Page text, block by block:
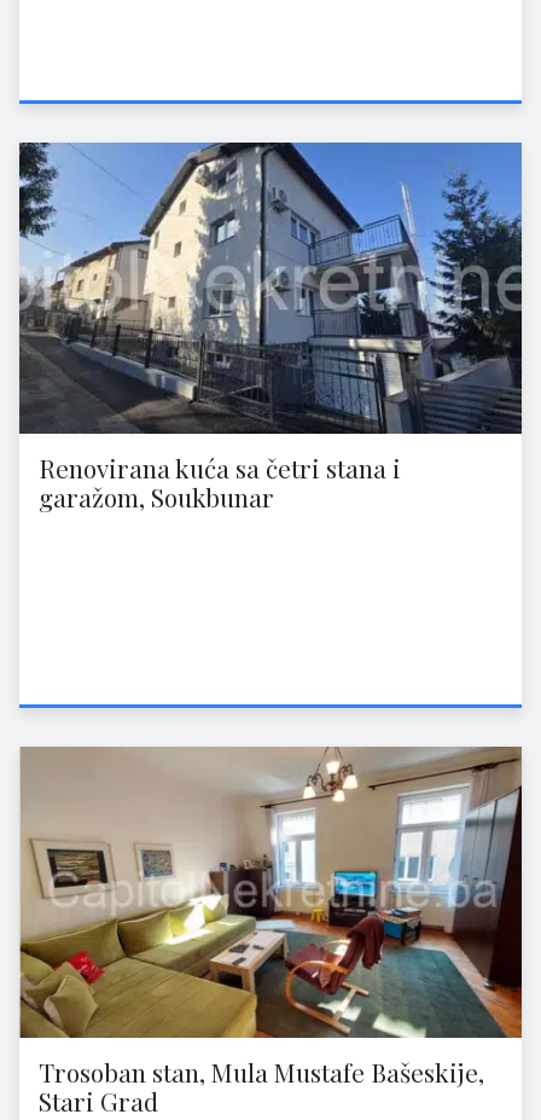
Renovirana kuća sa četri stana i
garažom, Soukbunar
Trosoban stan, Mula Mustafe Bašeskije,
Stari Grad